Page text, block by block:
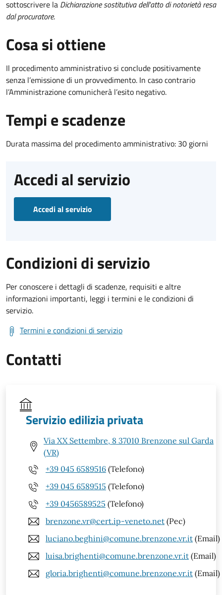
sottoscrivere la Dichiarazione sostitutiva dell'atto di notorietà resa
dal procuratore.
Cosa si ottiene
Il procedimento amministrativo si conclude positivamente
senza l’emissione di un provvedimento. In caso contrario
l’Amministrazione comunicherà l’esito negativo.
Tempi e scadenze
Durata massima del procedimento amministrativo: 30 giorni
Accedi al servizio
Accedi al servizio
Condizioni di servizio
Per conoscere i dettagli di scadenze, requisiti e altre
informazioni importanti, leggi i termini e le condizioni di
servizio.
Termini e condizioni di servizio
Contatti
Servizio edilizia privata
Via XX Settembre, 8 37010 Brenzone sul Garda
(VR)
+39 045 6589516 (Telefono)
+39 045 6589515 (Telefono)
+39 0456589525 (Telefono)
brenzone.vr@cert.ip-veneto.net (Pec)
luciano.beghini@comune.brenzone.vr.it (Email)
luisa.brighenti@comune.brenzone.vr.it (Email)
gloria.brighenti@comune.brenzone.vr.it (Email)